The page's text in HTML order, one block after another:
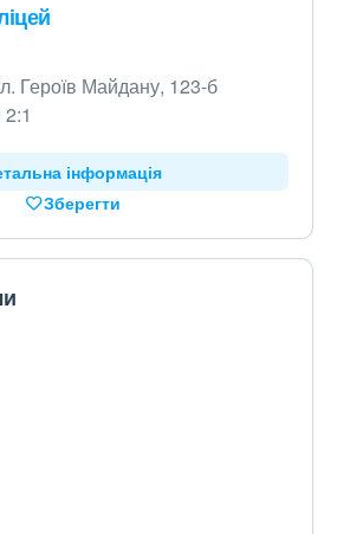
Героїв Майдану, 123-б
2:1
інформація
Зберегти